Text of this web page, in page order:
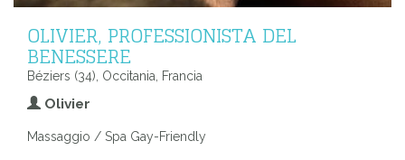
OLIVIER, PROFESSIONISTA DEL
BENESSERE
Béziers (34), Occitania, Francia
Olivier
Massaggio / Spa Gay-Friendly